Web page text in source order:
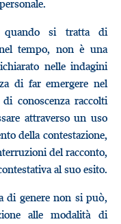
quando si tratta di
tempo, non è una
nelle indagini
di far emergere nel
conoscenza raccolti
attraverso un uso
della contestazione,
del racconto,
al suo esito.
di genere non si può,
alle modalità di